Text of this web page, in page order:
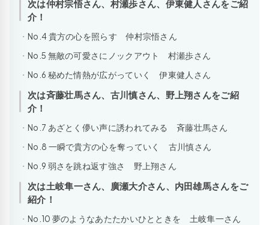
次は仲村宗悟さん、村瀬歩さん、伊東健人さんをご紹
介！
No.4 貴方の心を照らす 仲村宗悟さん
No.5 無敵の可愛さにノックアウト 村瀬歩さん
No.6 秘めた情熱が広がっていく 伊東健人さん
次は斉藤壮馬さん、古川慎さん、野上翔さんをご紹
介！
No.7 あざとく儚い声に誘われてみる 斉藤壮馬さん
No.8 一瞬で貴方の心を奪っていく 古川慎さん
No.9 弱さを跳ね返す強さ 野上翔さん
次は土岐隼一さん、廣瀬大介さん、内田雄馬さんをご
紹介！
No.10 夢のようなあたたかいひとときを 土岐隼一さん